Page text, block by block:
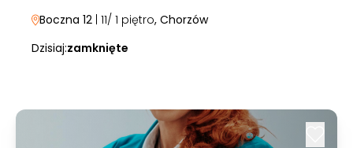
Boczna 12 | 11/ 1 piętro, Chorzów
Dzisiaj:zamknięte